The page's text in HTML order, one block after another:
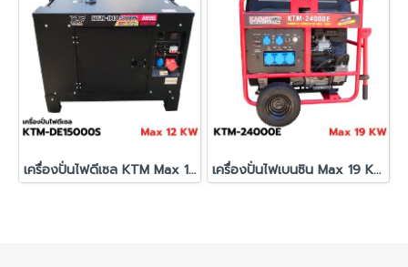
เครื่องปั่นไฟดีเซล KTM Max 12 KW รุ่น KTM-DE15000S เครื่องปั่นไฟเบนซิน Max 19 KW KTM-24000E